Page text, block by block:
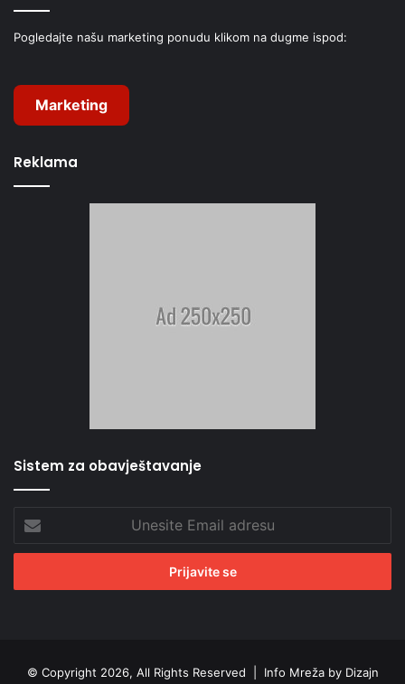
Pogledajte našu marketing ponudu klikom na dugme ispod:
Marketing
Reklama
Sistem za obavještavanje
Unesite
Email
adresu
© Copyright 2026, All Rights Reserved | Info Mreža by Dizajn